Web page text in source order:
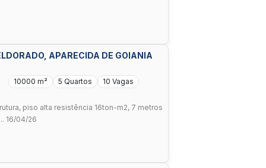
APARECIDA DE GOIANIA
10000 m² 5 Quartos 10 Vagas
piso alta resistência 16ton-m2, 7 metros
16/04/26